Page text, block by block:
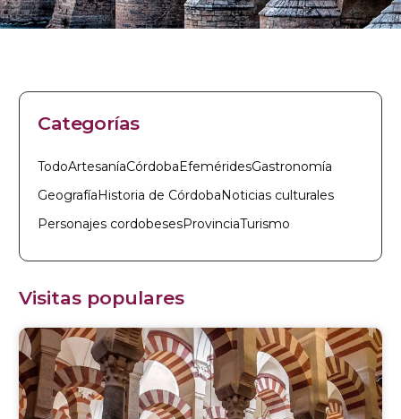
Categorías
TodoArtesaníaCórdobaEfeméridesGastronomía
GeografíaHistoria de CórdobaNoticias culturales
Personajes cordobesesProvinciaTurismo
Visitas populares